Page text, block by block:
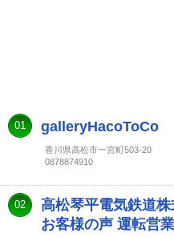
01 galleryHacoToCo
香川県高松市一宮町503-20
0878874910
02
高松琴平電気鉄道
お客様の声 運転営